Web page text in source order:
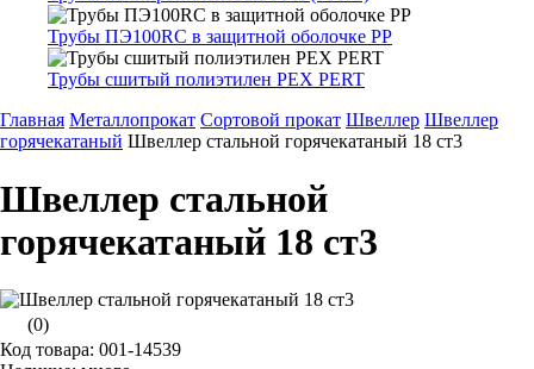
Трубы ПЭ100RC в защитной оболочке PP
Трубы сшитый полиэтилен PEX PERT
Главная Металлопрокат Сортовой прокат Швеллер Швеллер
горячекатаный Швеллер стальной горячекатаный 18 ст3
Швеллер стальной
горячекатаный 18 ст3
(0)
Код товара: 001-14539